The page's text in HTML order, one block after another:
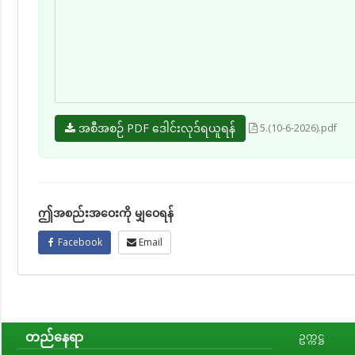
အစီအစဉ် PDF ဒေါင်းလုဒ်ရယူရန် 5.(10-6-2026).pdf
ဤအစည်းအဝေးကို မျှဝေရန်
Facebook Email
တည်နေရာ ဥက္ကဋ္ဌ